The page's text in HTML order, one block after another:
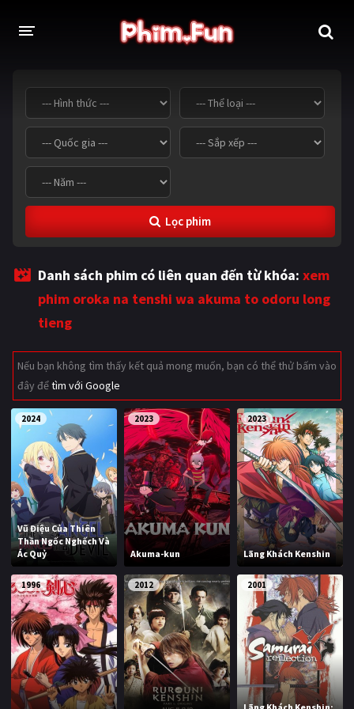
THỂ LOẠI
Thần thoại - Cổ trang Hành động
Tâm lý Chiến tranh
Võ thuật - Kiếm hiệp
Tội phạm - Hình sự
Viễn tưởng Khoa học - Tài liệu
Hoạt hình
Tình cảm - Lãng mạn Kỳ ảo
Giật gân
Bí ẩn Lịch sử
Viễn Tây Tiểu sử
GameShow DramaTV
QUỐC GIA
Âu - Mỹ Trung Quốc - Hồng Kông
Hàn Quốc Nhật Bản
Ấn Độ Việt Nam
Tổng hợp
CẬP NHẬT
Lọc phim
Danh sách phim có liên quan đến từ khóa: xem
phim oroka na tenshi wa akuma to odoru long
tieng
Nếu bạn không tìm thấy kết quả mong muốn, bạn có thể thử bấm vào
đây đểtìm với Google
2024
Vũ Điệu Của Thiên
Thần Ngốc Nghếch Và
Ác Quỷ
2023
Akuma-kun
2023
Lãng Khách Kenshin
1996 2012 2001